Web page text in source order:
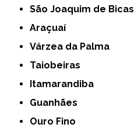
São Joaquim de Bicas
Araçuaí
Várzea da Palma
Taiobeiras
Itamarandiba
Guanhães
Ouro Fino